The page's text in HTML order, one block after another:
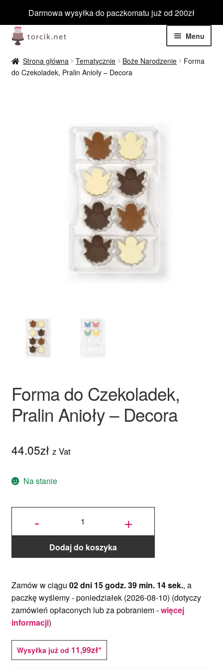
Darmowa wysyłka do paczkomatu już od 200zł
Przejdź
do
nawigacji
Przejdź
do
treści
Menu
Jadalne
Rozwiń
Ozdoby na tort weselny
Strona główna Tematycznie Boże Narodzenie
Forma
do Czekoladek, Pralin Anioły – Decora
Forma do Czekoladek,
Pralin Anioły – Decora
44.05zł z Vat
Na stanie
-
ilość Forma
Anioły -
Decora +
Dodaj do koszyka
Zamów w ciągu 02 dni 15 godz. 39 min. 13 sek., a
paczkę wyślemy -poniedziałek (2026-08-10) (dotyczy
zamówień opłaconych lub za pobraniem -więcej
informacji)
Wysyłka już od 11,99zł*